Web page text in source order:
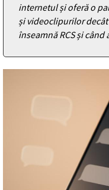
internetul și oferă o
și videoclipurilor decât
înseamnă RCS și când